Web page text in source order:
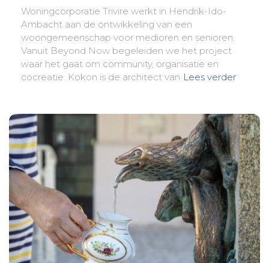
Woningcorporatie Trivire werkt in Hendrik-Ido-
Ambacht aan de ontwikkeling van een
woongemeenschap voor medioren en senioren.
Vanuit Beyond Now begeleiden we het project
waar het gaat om community, organisatie en
cocreatie. Kokon is de architect van Lees verder